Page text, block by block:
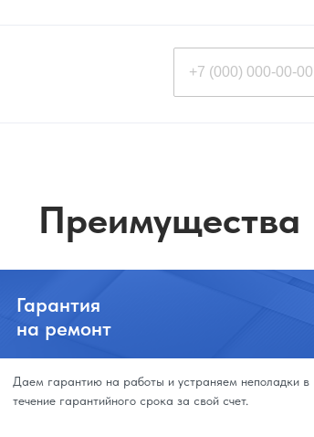
Преимущества
Гарантия
на ремонт
Даем гарантию на работы и устраняем неполадки в
течение гарантийного срока за свой счет.